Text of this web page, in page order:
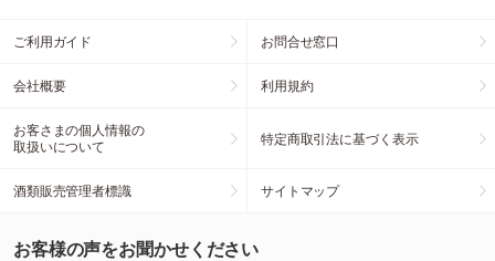
ご利用ガイド お問合せ窓口
会社概要 利用規約
お客さまの個人情報の
取扱いについて
特定商取引法に基づく表示
酒類販売管理者標識 サイトマップ
お客様の声をお聞かせください